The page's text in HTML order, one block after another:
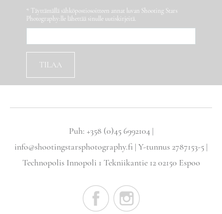
* Täyttämällä sähköpostiosoitteen annat luvan Shooting Stars
Photography:lle lähettää sinulle uutiskirjeitä.
Puh: +358 (0)45 6992104 |
info@shootingstarsphotography.fi | Y-tunnus 2787153-5 |
Technopolis Innopoli 1 Tekniikantie 12 02150 Espoo